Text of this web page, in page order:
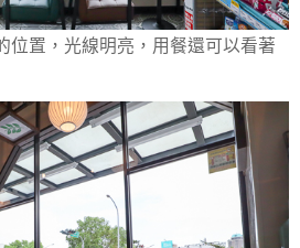
位置，光線明亮，用餐還可以看著